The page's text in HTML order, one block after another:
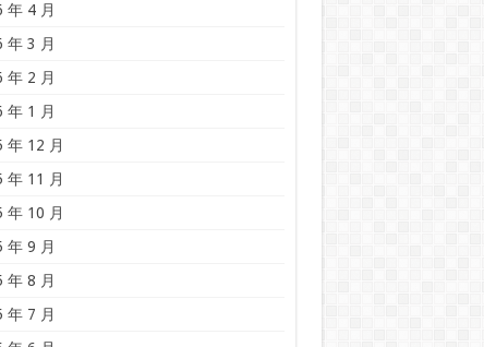
年 4 月
年 3 月
年 2 月
年 1 月
年 12 月
年 11 月
年 10 月
年 9 月
年 8 月
年 7 月